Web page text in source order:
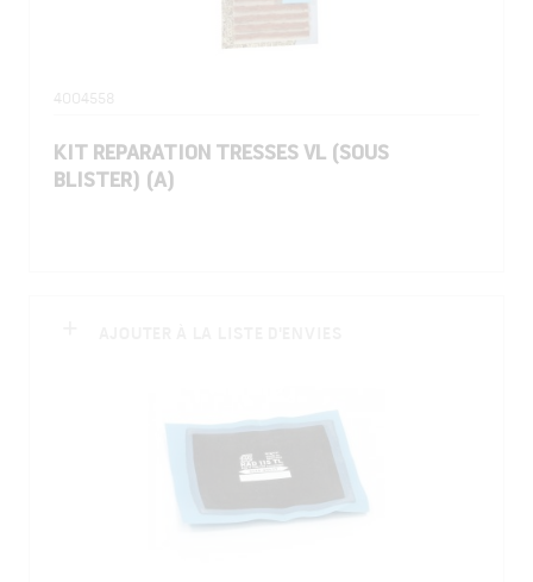
4004558
KIT REPARATION TRESSES VL (SOUS
BLISTER) (A)